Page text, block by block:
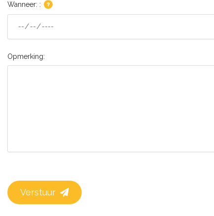
Wanneer: :
Opmerking:
Verstuur